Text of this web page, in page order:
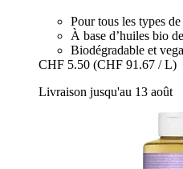
Pour tous les types de
À base d’huiles bio
Biodégradable et
CHF 5.50 (CHF 91.67 / L)
Livraison jusqu'au 13 août